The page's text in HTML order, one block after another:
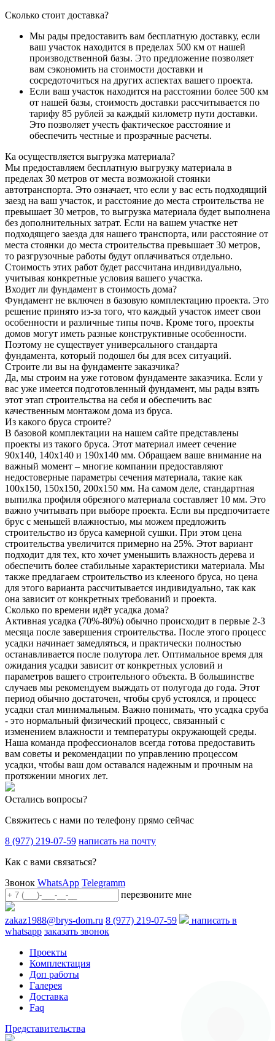
Сколько стоит доставка?
Мы рады предоставить вам бесплатную доставку, если
ваш участок находится в пределах 500 км от нашей
производственной базы. Это предложение позволяет
вам сэкономить на стоимости доставки и
сосредоточиться на других аспектах вашего проекта.
Если ваш участок находится на расстоянии более 500 км
от нашей базы, стоимость доставки рассчитывается по
тарифу 85 рублей за каждый километр пути доставки.
Это позволяет учесть фактическое расстояние и
обеспечить честные и прозрачные расчеты.
Ка осуществляется выгрузка материала?
Мы предоставляем бесплатную выгрузку материала в
пределах 30 метров от места возможной стоянки
автотранспорта. Это означает, что если у вас есть подходящий
заезд на ваш участок, и расстояние до места строительства не
превышает 30 метров, то выгрузка материала будет выполнена
без дополнительных затрат. Если на вашем участке нет
подходящего заезда для нашего транспорта, или расстояние от
места стоянки до места строительства превышает 30 метров,
то разгрузочные работы будут оплачиваться отдельно.
Стоимость этих работ будет рассчитана индивидуально,
учитывая конкретные условия вашего участка.
Входит ли фундамент в стоимость дома?
Фундамент не включен в базовую комплектацию проекта. Это
решение принято из-за того, что каждый участок имеет свои
особенности и различные типы почв. Кроме того, проекты
домов могут иметь разные конструктивные особенности.
Поэтому не существует универсального стандарта
фундамента, который подошел бы для всех ситуаций.
Строите ли вы на фундаменте заказчика?
Да, мы строим на уже готовом фундаменте заказчика. Если у
вас уже имеется подготовленный фундамент, мы рады взять
этот этап строительства на себя и обеспечить вас
качественным монтажом дома из бруса.
Из какого бруса строите?
В базовой комплектации на нашем сайте представлены
проекты из такого бруса. Этот материал имеет сечение
90x140, 140x140 и 190x140 мм. Обращаем ваше внимание на
важный момент – многие компании предоставляют
недостоверные параметры сечения материала, такие как
100x150, 150x150, 200x150 мм. На самом деле, стандартная
выпилка профиля обрезного материала составляет 10 мм. Это
важно учитывать при выборе проекта. Если вы предпочитаете
брус с меньшей влажностью, мы можем предложить
строительство из бруса камерной сушки. При этом цена
строительства увеличится примерно на 25%. Этот вариант
подходит для тех, кто хочет уменьшить влажность дерева и
обеспечить более стабильные характеристики материала. Мы
также предлагаем строительство из клееного бруса, но цена
для этого варианта рассчитывается индивидуально, так как
она зависит от конкретных требований и проекта.
Сколько по времени идёт усадка дома?
Активная усадка (70%-80%) обычно происходит в первые 2-3
месяца после завершения строительства. После этого процесс
усадки начинает замедляться, и практически полностью
останавливается после полутора лет. Оптимальное время для
ожидания усадки зависит от конкретных условий и
параметров вашего строительного объекта. В большинстве
случаев мы рекомендуем выждать от полугода до года. Этот
период обычно достаточен, чтобы сруб устоялся, и процесс
усадки стал минимальным. Важно понимать, что усадка сруба
- это нормальный физический процесс, связанный с
изменением влажности и температуры окружающей среды.
Наша команда профессионалов всегда готова предоставить
вам советы и рекомендации по управлению процессом
усадки, чтобы ваш дом оставался надежным и прочным на
протяжении многих лет.
Остались вопросы?
Свяжитесь с нами по телефону прямо сейчас
8 (977) 219-07-59 написать на почту
Как с вами связаться?
Звонок WhatsApp Telegramm
перезвоните мне
zakaz1988@brys-dom.ru 8 (977) 219-07-59
написать в
whatsapp заказать звонок
Проекты
Комплектация
Доп работы
Галерея
Доставка
Faq
Представительства